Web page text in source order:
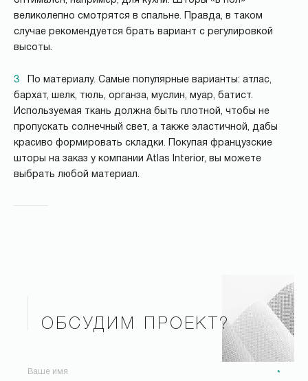
великолепно смотрятся в спальне. Правда, в таком
случае рекомендуется брать вариант с регулировкой
высоты.
3
По материалу. Самые популярные варианты: атлас,
бархат, шелк, тюль, органза, муслин, муар, батист.
Используемая ткань должна быть плотной, чтобы не
пропускать солнечный свет, а также эластичной, дабы
красиво формировать складки. Покупая французские
шторы на заказ у компании Atlas Interior, вы можете
выбрать любой материал.
ОБСУДИМ ПРОЕКТ?
*